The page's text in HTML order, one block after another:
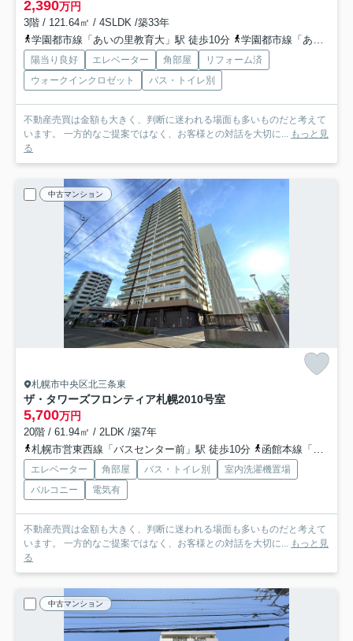
2,390万円
3階 / 121.64㎡ / 4SLDK /築33年
学園都市線「あいの里教育大」駅 徒歩10分
学園都市線「あいの里公園」駅 徒歩13分
陽当り良好 エレベーター 角部屋
リフォーム済
ウォークインクロゼット
バス・トイレ別
不動産売買は金額も大きく、判断に迷われる場面も多いものだと考えて
います。 一方的なご提案ではなく、お客様との対話を大切に... もっと見
る
中古マンション
札幌市中央区北三条東
ザ・タワーズフロンティア札幌2010号室
5,700万円
20階 / 61.94㎡ / 2LDK /築7年
札幌市営東西線「バスセンター前」駅 徒歩10分
函館本線「札幌」駅 徒歩18分
エレベーター 角部屋 バス・トイレ別
室内洗濯機置場
バルコニー
電気有
不動産売買は金額も大きく、判断に迷われる場面も多いものだと考えて
います。 一方的なご提案ではなく、お客様との対話を大切に... もっと見
る
中古マンション